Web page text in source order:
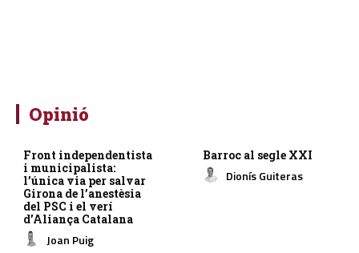
Opinió
Front independentista
i municipalista:
l’única via per salvar
Girona de l’anestèsia
del PSC i el verí
d’Aliança Catalana
Joan Puig
Barroc al segle XXI
Dionís Guiteras